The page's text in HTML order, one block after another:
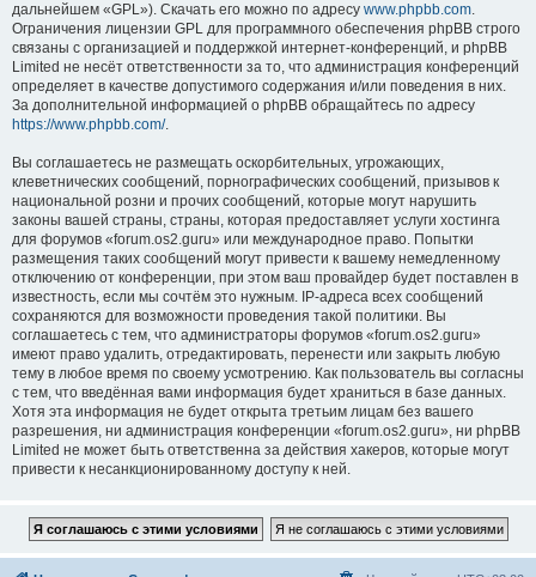
дальнейшем «GPL»). Скачать его можно по адресу www.phpbb.com.
Ограничения лицензии GPL для программного обеспечения phpBB строго
связаны с организацией и поддержкой интернет-конференций, и phpBB
Limited не несёт ответственности за то, что администрация конференций
определяет в качестве допустимого содержания и/или поведения в них.
За дополнительной информацией о phpBB обращайтесь по адресу
https://www.phpbb.com/.
Вы соглашаетесь не размещать оскорбительных, угрожающих,
клеветнических сообщений, порнографических сообщений, призывов к
национальной розни и прочих сообщений, которые могут нарушить
законы вашей страны, страны, которая предоставляет услуги хостинга
для форумов «forum.os2.guru» или международное право. Попытки
размещения таких сообщений могут привести к вашему немедленному
отключению от конференции, при этом ваш провайдер будет поставлен в
известность, если мы сочтём это нужным. IP-адреса всех сообщений
сохраняются для возможности проведения такой политики. Вы
соглашаетесь с тем, что администраторы форумов «forum.os2.guru»
имеют право удалить, отредактировать, перенести или закрыть любую
тему в любое время по своему усмотрению. Как пользователь вы согласны
с тем, что введённая вами информация будет храниться в базе данных.
Хотя эта информация не будет открыта третьим лицам без вашего
разрешения, ни администрация конференции «forum.os2.guru», ни phpBB
Limited не может быть ответственна за действия хакеров, которые могут
привести к несанкционированному доступу к ней.